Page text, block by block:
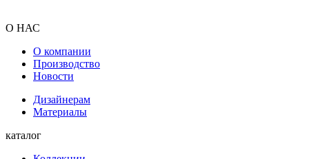
О НАС
О компании
Производство
Новости
Дизайнерам
Материалы
каталог